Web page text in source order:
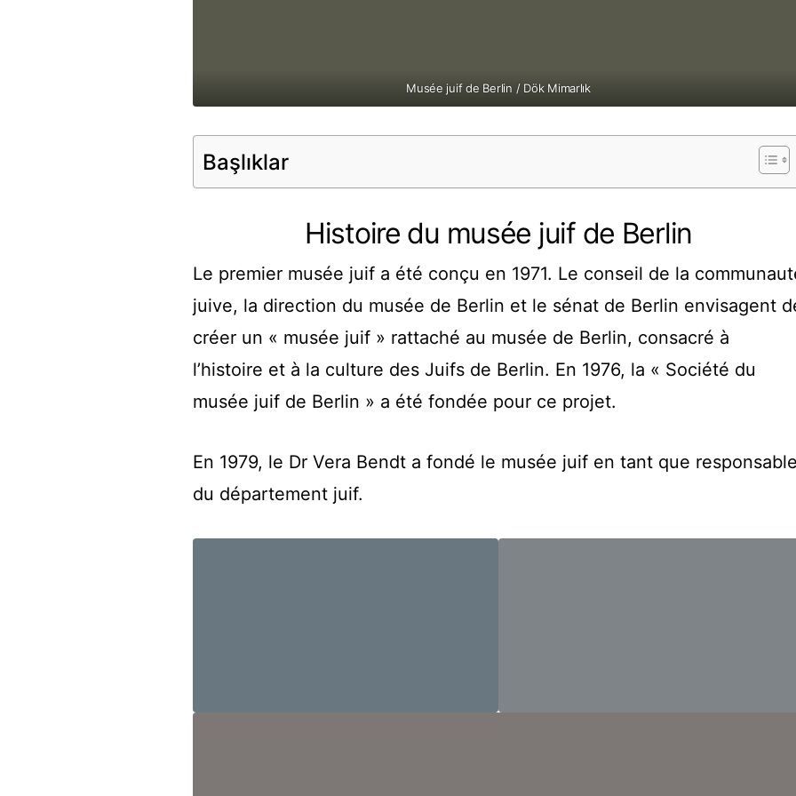
Musée juif de Berlin / Dök Mimarlık
Başlıklar
Histoire du musée juif de Berlin
Le premier musée juif a été conçu en 1971. Le conseil de la
juive, la direction du musée de Berlin et le sénat de Berlin envisagent
créer un « musée juif » rattaché au musée de Berlin, consacré à
l’histoire et à la culture des Juifs de Berlin. En 1976, la « Société du
musée juif de Berlin » a été fondée pour ce projet.
En 1979, le Dr Vera Bendt a fondé le musée juif en tant que
du département juif.